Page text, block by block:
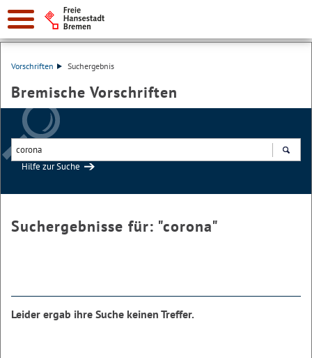
Vorschriften Suchergebnis
Bremische Vorschriften
Hilfe zur Suche
Suchergebnisse für: "corona"
Leider ergab ihre Suche keinen Treffer.